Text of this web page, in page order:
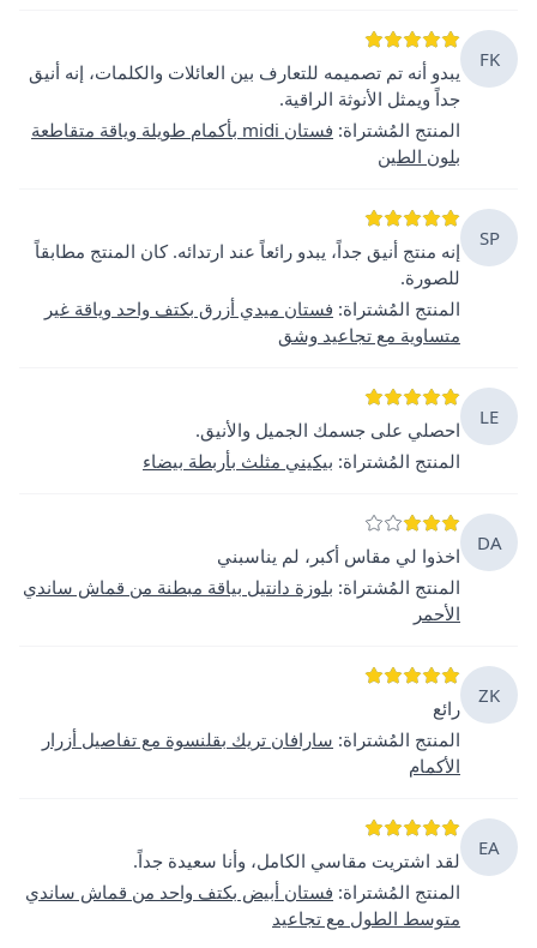
FK
يبدو أنه تم تصميمه للتعارف بين العائلات والكلمات، إنه أنيق
جداً ويمثل الأنوثة الراقية.
المنتج المُشتراة:
فستان midi بأكمام طويلة وياقة متقاطعة
بلون الطين
SP
إنه منتج أنيق جداً، يبدو رائعاً عند ارتدائه. كان المنتج مطابقاً
للصورة.
المنتج المُشتراة: فستان ميدي أزرق بكتف واحد وياقة غير
متساوية مع تجاعيد وشق
LE
احصلي على جسمك الجميل والأنيق.
المنتج المُشتراة: بيكيني مثلث بأربطة بيضاء
DA
اخذوا لي مقاس أكبر، لم يناسبني
المنتج المُشتراة: بلوزة دانتيل بياقة مبطنة من قماش ساندي
الأحمر
ZK
رائع
المنتج المُشتراة: سارافان تريك بقلنسوة مع تفاصيل أزرار
الأكمام
EA
لقد اشتريت مقاسي الكامل، وأنا سعيدة جداً.
المنتج المُشتراة: فستان أبيض بكتف واحد من قماش ساندي
متوسط الطول مع تجاعيد